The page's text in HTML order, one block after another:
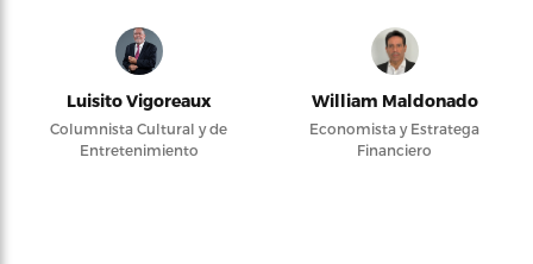
Luisito Vigoreaux
Columnista Cultural y de
Entretenimiento
William Maldonado
Economista y Estratega
Financiero